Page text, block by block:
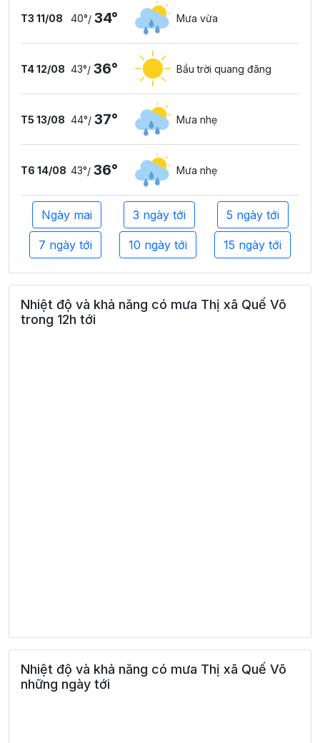
T3 11/08 40°/ 34° Mưa vừa
T4 12/08 43°/ 36° Bầu trời quang đãng
T5 13/08 44°/ 37° Mưa nhẹ
T6 14/08 43°/ 36° Mưa nhẹ
Ngày mai 3 ngày tới 5 ngày tới
7 ngày tới 10 ngày tới 15 ngày tới
Nhiệt độ và khả năng có mưa Thị xã Quế Võ
trong 12h tới
Nhiệt độ và khả năng có mưa Thị xã Quế Võ
những ngày tới